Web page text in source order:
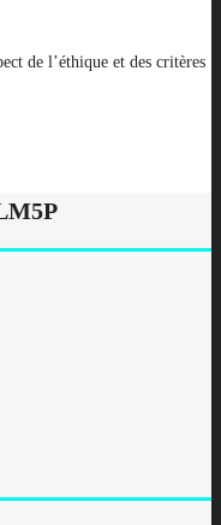
de l’éthique et des critères